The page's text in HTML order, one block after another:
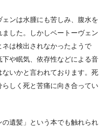
ンは水腫にも苦しみ、腹水を
した。しかしベートーヴェン
は検出されなかったようで
や眠気、依存性などによる音
いかと言われております。死
しく死と苦痛に向き合ってい
遺髪」という本でも触れられ